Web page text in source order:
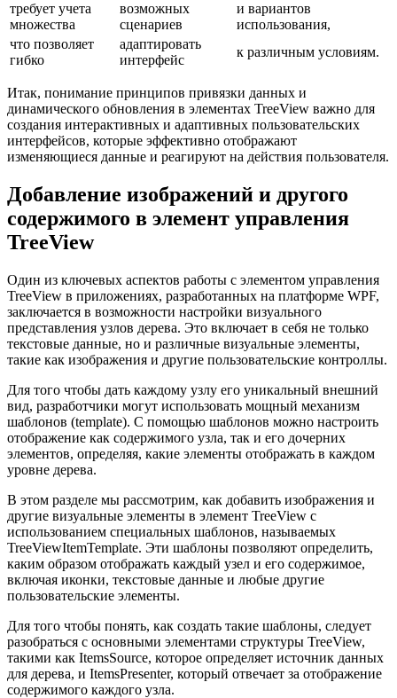
требует учета
множества
возможных
сценариев
и вариантов
использования,
что позволяет
гибко
адаптировать
интерфейс
к различным условиям.
Итак, понимание принципов привязки данных и
динамического обновления в элементах TreeView важно для
создания интерактивных и адаптивных пользовательских
интерфейсов, которые эффективно отображают
изменяющиеся данные и реагируют на действия пользователя.
Добавление изображений и другого
содержимого в элемент управления
TreeView
Один из ключевых аспектов работы с элементом управления
TreeView в приложениях, разработанных на платформе WPF,
заключается в возможности настройки визуального
представления узлов дерева. Это включает в себя не только
текстовые данные, но и различные визуальные элементы,
такие как изображения и другие пользовательские контроллы.
Для того чтобы дать каждому узлу его уникальный внешний
вид, разработчики могут использовать мощный механизм
шаблонов (template). С помощью шаблонов можно настроить
отображение как содержимого узла, так и его дочерних
элементов, определяя, какие элементы отображать в каждом
уровне дерева.
В этом разделе мы рассмотрим, как добавить изображения и
другие визуальные элементы в элемент TreeView с
использованием специальных шаблонов, называемых
TreeViewItemTemplate. Эти шаблоны позволяют определить,
каким образом отображать каждый узел и его содержимое,
включая иконки, текстовые данные и любые другие
пользовательские элементы.
Для того чтобы понять, как создать такие шаблоны, следует
разобраться с основными элементами структуры TreeView,
такими как ItemsSource, которое определяет источник данных
для дерева, и ItemsPresenter, который отвечает за отображение
содержимого каждого узла.